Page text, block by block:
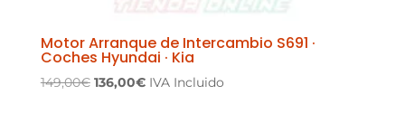
Motor Arranque de Intercambio S691 ·
Coches Hyundai · Kia
149,00€ El
136,00€ElIVA Incluido